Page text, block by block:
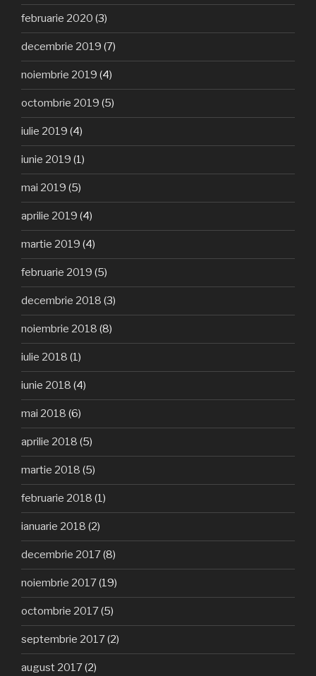
februarie 2020 (3)
decembrie 2019 (7)
noiembrie 2019 (4)
octombrie 2019 (5)
iulie 2019 (4)
iunie 2019 (1)
mai 2019 (5)
aprilie 2019 (4)
martie 2019 (4)
februarie 2019 (5)
decembrie 2018 (3)
noiembrie 2018 (8)
iulie 2018 (1)
iunie 2018 (4)
mai 2018 (6)
aprilie 2018 (5)
martie 2018 (5)
februarie 2018 (1)
ianuarie 2018 (2)
decembrie 2017(8)
noiembrie 2017(19)
octombrie 2017(5)
septembrie 2017(2)
august 2017(2)